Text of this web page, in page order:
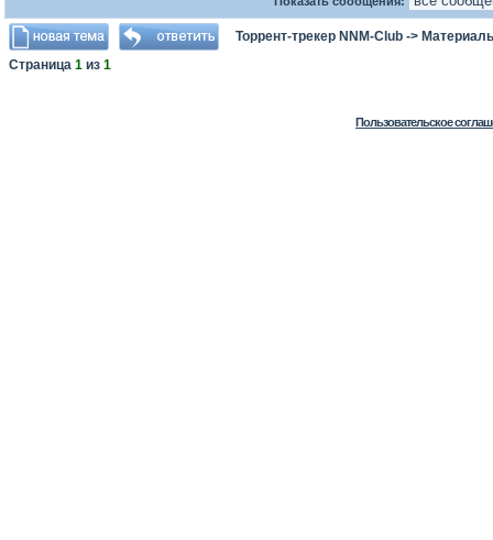
Торрент-трекер NNM-Club ->
Страница 1 из 1
Пользовательское